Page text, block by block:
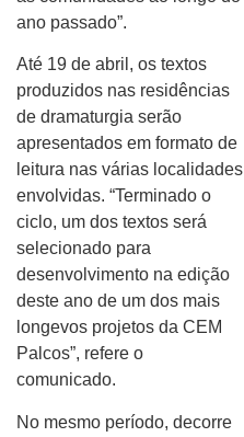
ano passado”.
Até 19 de abril, os textos
produzidos nas residências
de dramaturgia serão
apresentados em formato de
leitura nas várias localidades
envolvidas. “Terminado o
ciclo, um dos textos será
selecionado para
desenvolvimento na edição
deste ano de um dos mais
longevos projetos da CEM
Palcos”, refere o
comunicado.
No mesmo período, decorre